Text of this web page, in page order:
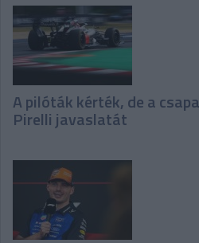
A pilóták kérték, de a
Pirelli javaslatát